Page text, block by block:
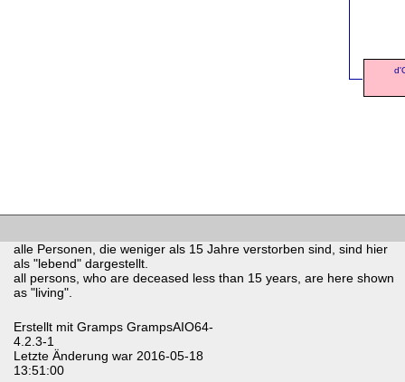
alle Personen, die weniger als 15 Jahre verstorben sind, sind hier
als "lebend" dargestellt.
all persons, who are deceased less than 15 years, are here shown
as "living".
Erstellt mit Gramps GrampsAIO64-
4.2.3-1
Letzte Änderung war 2016-05-18
13:51:00